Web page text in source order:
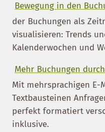
Bewegung in den
der Buchungen als
visualisieren: Trends
Kalenderwochen und
Mehr Buchungen
Mit mehrsprachigen E-
Textbausteinen
perfekt formatiert
inklusive.